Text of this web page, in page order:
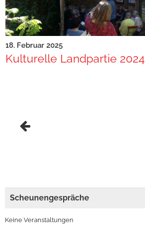
18. Februar 2025
Kulturelle Landpartie 2024
Scheunengespräche
Keine Veranstaltungen